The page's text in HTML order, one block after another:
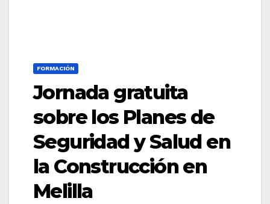
FORMACIÓN
Jornada gratuita
sobre los Planes de
Seguridad y Salud en
la Construcción en
Melilla